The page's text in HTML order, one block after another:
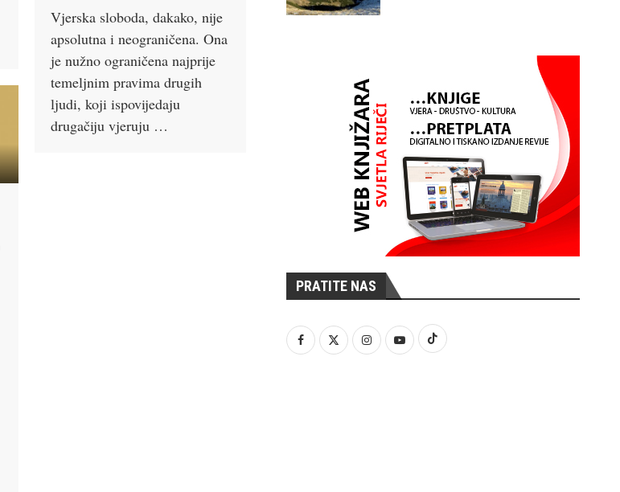
Vjerska sloboda, dakako, nije
apsolutna i neograničena. Ona
je nužno ograničena najprije
temeljnim pravima drugih
ljudi, koji ispovijedaju
drugačiju vjeruju …
PRATITE NAS